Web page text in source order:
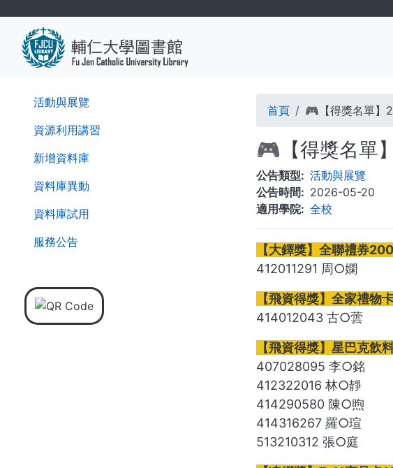
活動與展覽
資源利用講習
新增資料庫
資料庫異動
資料庫試用
服務公告
導
連
結
首頁 🎮【得獎名單】
🎮【得獎名單
公告類型
活動與展覽
公告時間
2026-05-20
適用學院
全校
【大鐸獎】全聯禮券
412011291 周○嫻
【飛資得獎】全家禮物
414012043 古○蕓
【飛資得獎】星巴克飲
407028095 李○銘
412322016 林○靜
414290580 陳○煦
414316267 羅○瑄
513210312 張○庭